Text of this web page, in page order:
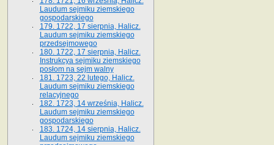
Laudum sejmiku ziemskiego
gospodarskiego
179. 1722, 17 sierpnia, Halicz.
Laudum sejmiku ziemskiego
przedsejmowego
180. 1722, 17 sierpnia, Halicz.
Instrukcya sejmiku ziemskiego
posłom na sejm walny
181. 1723, 22 lutego, Halicz.
Laudum sejmiku ziemskiego
relacyjnego
182. 1723, 14 września, Halicz.
Laudum sejmiku ziemskiego
gospodarskiego
183. 1724, 14 sierpnia, Halicz.
Laudum sejmiku ziemskiego